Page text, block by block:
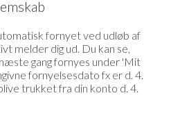
fornyet ved udløb af
melder dig ud. Du kan se,
gang fornyes under 'Mit
fornyelsesdato fx er d. 4.
trukket fra din konto d. 4.